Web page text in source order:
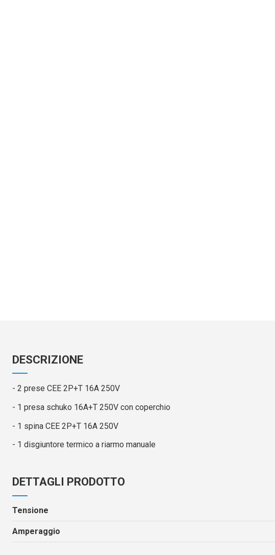
DESCRIZIONE
- 2 prese CEE 2P+T 16A 250V
- 1 presa schuko 16A+T 250V con coperchio
- 1 spina CEE 2P+T 16A 250V
- 1 disgiuntore termico a riarmo manuale
DETTAGLI PRODOTTO
Tensione
Amperaggio